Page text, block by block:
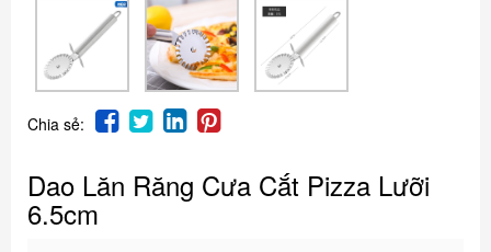
Chia sẻ:
Dao Lăn Răng Cưa Cắt Pizza Lưỡi
6.5cm